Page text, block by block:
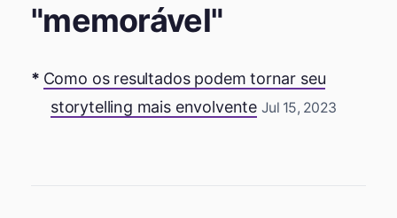
"memorável"
Como os resultados podem tornar seu
storytelling mais envolvente Jul 15, 2023